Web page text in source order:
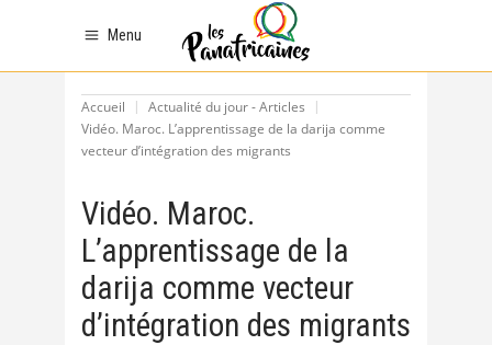
Menu
Accueil
Actualité du jour - Articles
Vidéo. Maroc. L’apprentissage de la darija comme
vecteur d’intégration des migrants
Vidéo. Maroc.
L’apprentissage de la
darija comme vecteur
d’intégration des migrants